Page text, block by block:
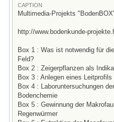
CAPTION
Multimedia-Projekts
http://www.bodenkunde-
Box 1 : Was ist notwendig für
Feld?
Box 2 : Zeigerpflanzen als
Box 3 : Anlegen eines
Box 4 : Laboruntersuchungen
Bodenchemie
Box 5 : Gewinnung der
Regenwürmer